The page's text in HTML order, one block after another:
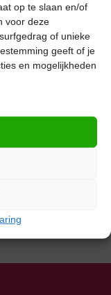
op te slaan en/of
voor deze
of unieke
geeft of je
en mogelijkheden